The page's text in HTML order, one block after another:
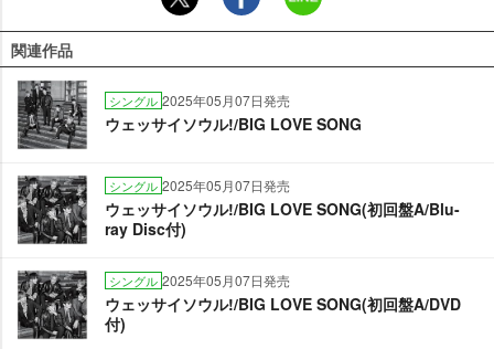
関連作品
シングル 2025年05月07日発売
ウェッサイソウル!/BIG LOVE SONG
シングル 2025年05月07日発売
ウェッサイソウル!/BIG LOVE SONG(初回盤A/Blu-
ray Disc付)
シングル 2025年05月07日発売
ウェッサイソウル!/BIG LOVE SONG(初回盤A/DVD
付)